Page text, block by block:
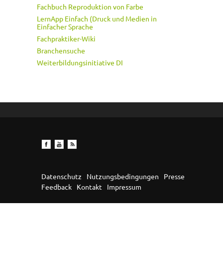
Fachbuch Reproduktion von Farbe
LernApp Einfach (Druck und Medien in
Einfacher Sprache
Fachpraktiker-Wiki
Branchensuche
Weiterbildungsinitiative DI
Datenschutz Nutzungsbedingungen
Presse
Feedback
Kontakt Impressum